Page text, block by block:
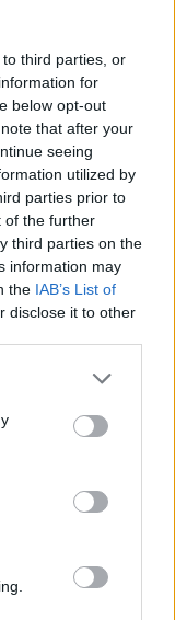
third parties, or
for
below opt-out
that after your
seeing
utilized by
parties prior to
of the further
third parties on the
information may
the IAB’s List of
disclose it to other